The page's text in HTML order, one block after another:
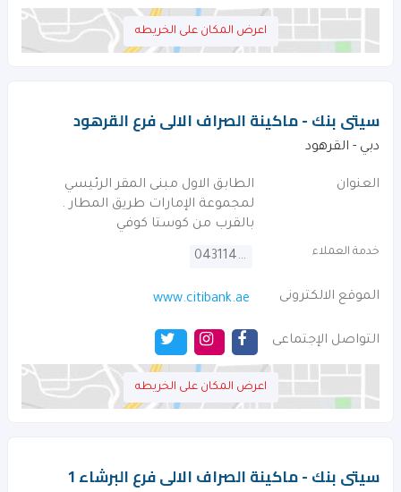
اعرض المكان على الخريطه
سيتى بنك - ماكينة الصراف الالى فرع القرهود‎
دبي - القرهود‎
العنوان
الطابق الاول مبنى المقر الرئيسي
لمجموعة الإمارات طريق المطار .
بالقرب من كوستا كوفي
خدمة العملاء 043114000
الموقع الالكترونى www.citibank.ae
التواصل الإجتماعى
اعرض المكان على الخريطه
سيتى بنك - ماكينة الصراف الالى فرع البرشاء 1